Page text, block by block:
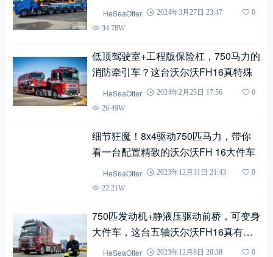
机见过吗？
HeSeaOtter 2024年3月27日 23:47
0
34.78W
低顶驾驶室+工程版保险杠，750马力的
消防牵引车？这台沃尔沃FH16真特殊
HeSeaOtter 2024年2月25日 17:56
0
26.49W
细节狂魔！8x4驱动750匹马力，带你
看一台配置精致的沃尔沃FH 16大件车
HeSeaOtter 2023年12月31日 21:43
0
22.21W
750匹发动机+静液压驱动前桥，可变身
大件车，这台五轴沃尔沃FH16真有看
HeSeaOtter 2023年12月8日 20:38
0